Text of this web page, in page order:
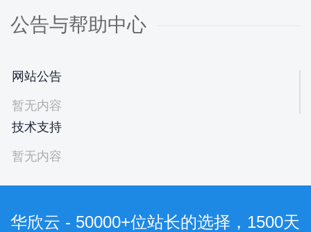
公告与帮助中心
网站公告
暂无内容
技术支持
暂无内容
华欣云 - 50000+位站长的选择，1500天